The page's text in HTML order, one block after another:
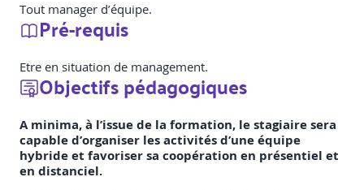
Tout manager d’équipe.
Pré-requis
Etre en situation de management.
Objectifs pédagogiques
A minima, à l’issue de la formation, le stagiaire sera
capable d’organiser les activités d’une équipe
hybride et favoriser sa coopération en présentiel et
en distanciel.